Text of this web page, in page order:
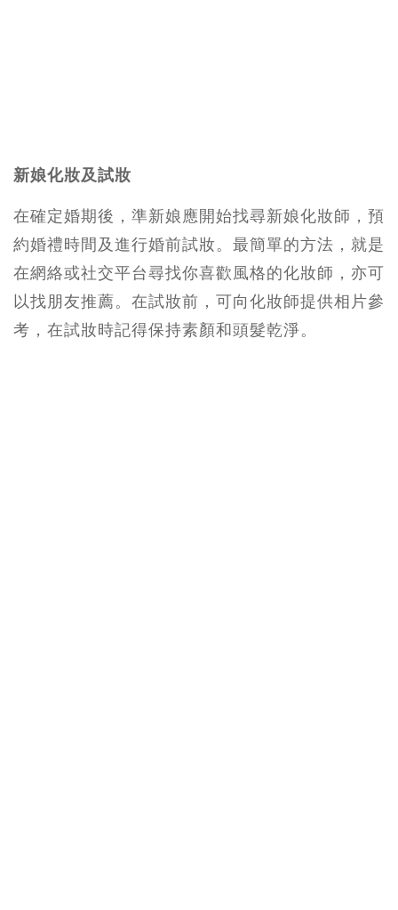
新娘化妝及試妝
在確定婚期後，準新娘應開始找尋新娘化妝師，預
約婚禮時間及進行婚前試妝。最簡單的方法，就是
在網絡或社交平台尋找你喜歡風格的化妝師，亦可
以找朋友推薦。在試妝前，可向化妝師提供相片參
考，在試妝時記得保持素顏和頭髮乾淨。